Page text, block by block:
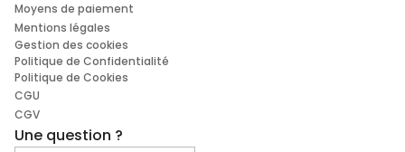
Moyens de paiement
Mentions légales
Gestion des cookies
Politique de Confidentialité
Politique de Cookies
CGU
CGV
Une question ?